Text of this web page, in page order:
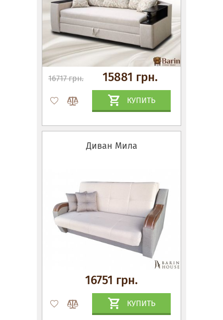
16717 грн. 15881 грн.
КУПИТЬ
Диван Мила
16751 грн.
КУПИТЬ